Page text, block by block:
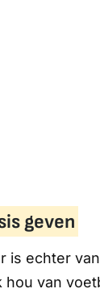
geven
is echter
van